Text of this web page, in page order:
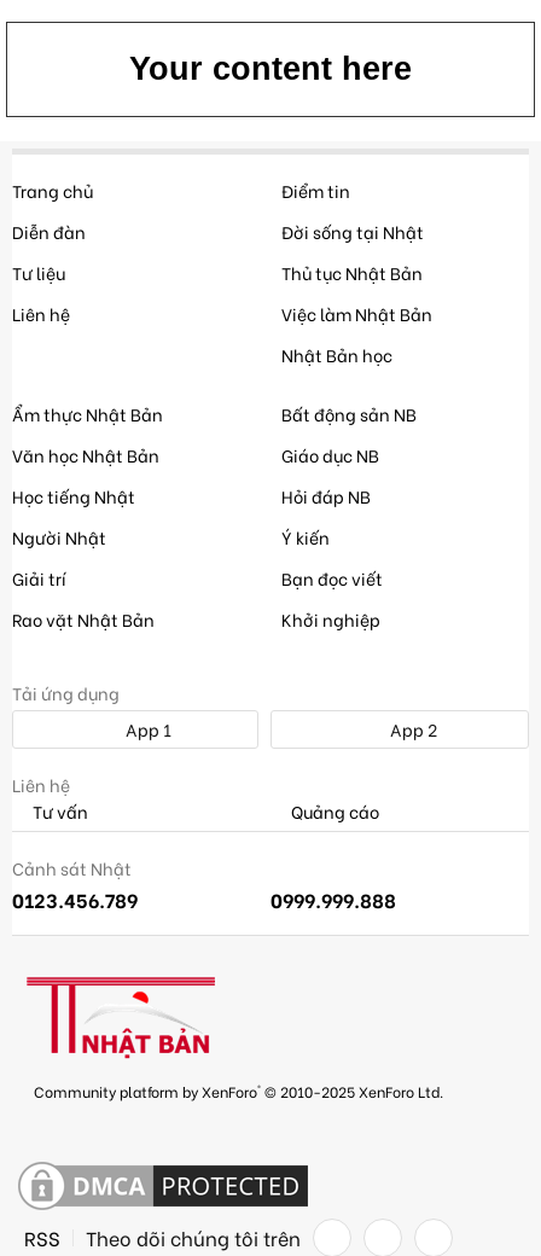
Your content here
Trang chủ
Diễn đàn
Tư liệu
Liên hệ
Điểm tin
Đời sống tại Nhật
Thủ tục Nhật Bản
Việc làm Nhật Bản
Nhật Bản học
Ẩm thực Nhật Bản
Văn học Nhật Bản
Học tiếng Nhật
Người Nhật
Giải trí
Rao vặt Nhật Bản
Bất động sản NB
Giáo dục NB
Hỏi đáp NB
Ý kiến
Bạn đọc viết
Khởi nghiệp
Tải ứng dụng
App 1
App 2
Liên hệ
Tư vấn
Quảng cáo
Cảnh sát Nhật
0123.456.789 0999.999.888
Community platform by XenForo® © 2010-2025 XenForo Ltd.
RSS Theo dõi chúng tôi trên